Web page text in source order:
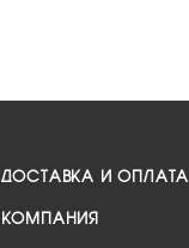
ДОСТАВКА И ОПЛАТА
КОМПАНИЯ